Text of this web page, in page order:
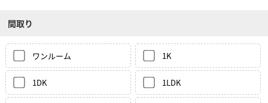
間取り
ワンルーム 1K
1DK 1LDK